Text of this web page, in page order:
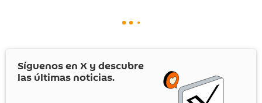
Síguenos en X y descubre
las últimas noticias.